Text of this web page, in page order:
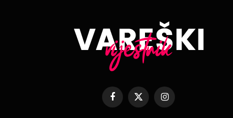
Facebook
X
Instagram